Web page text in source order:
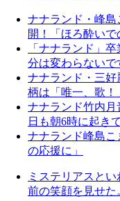
ナナランド・峰
開！「ほろ酔い
「ナナランド」
分は変わらないで
ナナランド・三
柄は「唯一、歌！
ナナランド竹内
日も朝6時に起き
ナナランド峰島こ
の応援に」
ミステリアスと
前の笑顔を見せた